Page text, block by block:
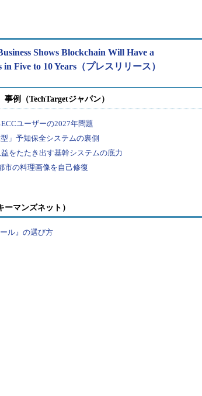
Shows Blockchain Will Have a
Five to 10 Years（プレスリリース）
マンズネット）
ル』の選び方